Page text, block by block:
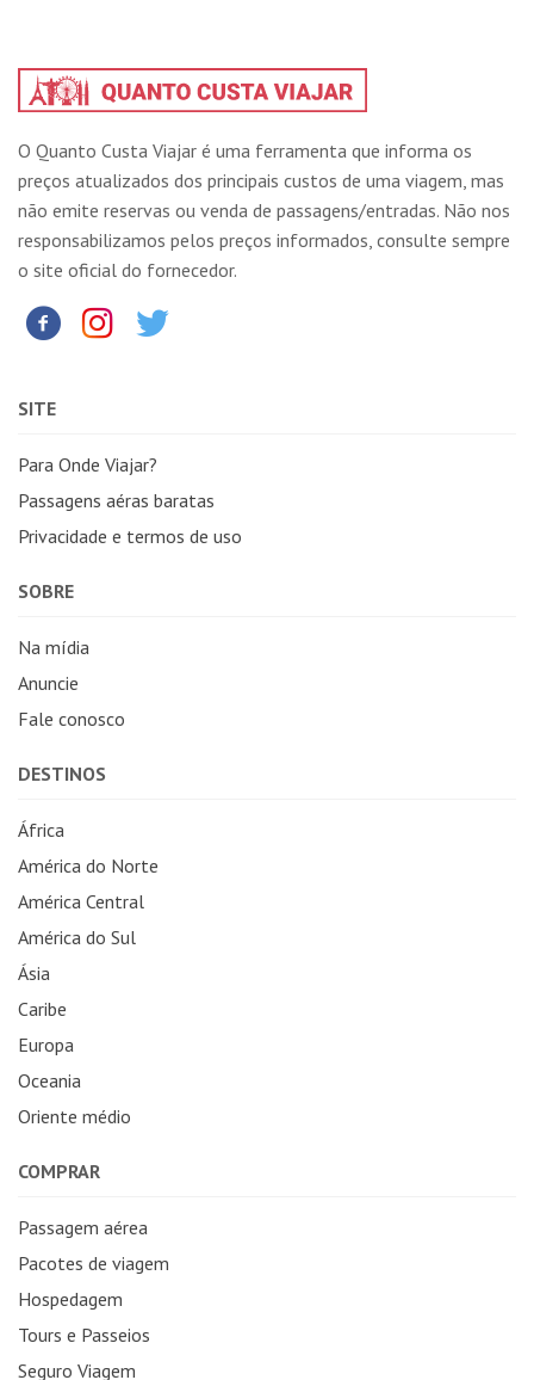
O Quanto Custa Viajar é uma ferramenta que informa os
preços atualizados dos principais custos de uma viagem, mas
não emite reservas ou venda de passagens/entradas. Não nos
responsabilizamos pelos preços informados, consulte sempre
o site oficial do fornecedor.
SITE
Para Onde Viajar?
Passagens aéras baratas
Privacidade e termos de uso
SOBRE
Na mídia
Anuncie
Fale conosco
DESTINOS
África
América do Norte
América Central
América do Sul
Ásia
Caribe
Europa
Oceania
Oriente médio
COMPRAR
Passagem aérea
Pacotes de viagem
Hospedagem
Tours e Passeios
Seguro Viagem